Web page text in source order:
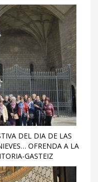
DEL DIA DE LAS
OFRENDA A LA
GASTEIZ